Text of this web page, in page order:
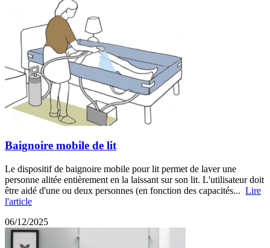
Baignoire mobile de lit
Le dispositif de baignoire mobile pour lit permet de laver une
personne alitée entièrement en la laissant sur son lit. L'utilisateur doit
être aidé d'une ou deux personnes (en fonction des capacités... Lire
l'article
06/12/2025